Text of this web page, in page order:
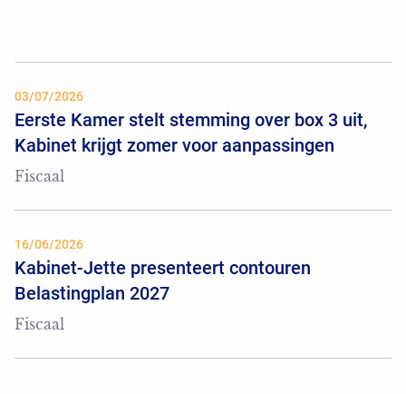
03/07/2026
Eerste Kamer stelt stemming over box 3 uit,
Kabinet krijgt zomer voor aanpassingen
Fiscaal
16/06/2026
Kabinet-Jette presenteert contouren
Belastingplan 2027
Fiscaal